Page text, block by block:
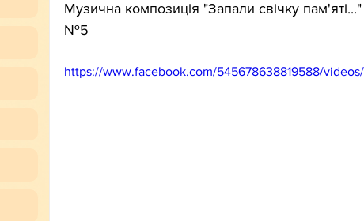
Музична композиція "Запали свічку
№5
https://www.facebook.com/545678638819588/